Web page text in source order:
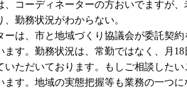
コーディネーターの方おいでますが
勤務状況がわからない。
は、市と地域づくり協議会が委託契
す。勤務状況は、常勤ではなく、月
ただいております。もしご相談した
す。地域の実態把握等も業務の一つ